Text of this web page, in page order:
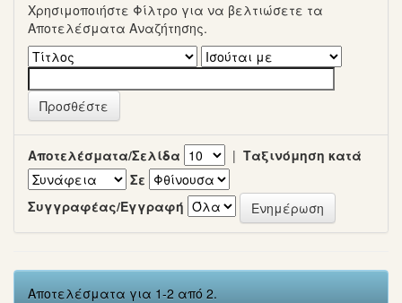
Χρησιμοποιήστε Φίλτρο για να βελτιώσετε τα
Αποτελέσματα Αναζήτησης.
Αποτελέσματα/Σελίδα | Ταξινόμηση κατά
Σε
Συγγραφέας/Εγγραφή
Αποτελέσματα για 1-2 από 2.